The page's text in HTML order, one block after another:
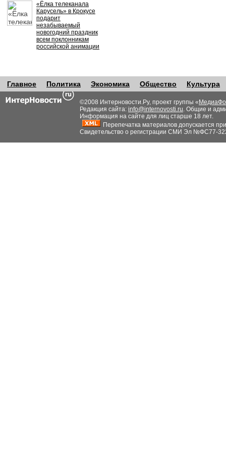
«Ёлка телеканала
Карусель» в Крокусе
подарит
незабываемый
новогодний праздник
всем поклонникам
российской анимации
Главное Политика Экономика Общество Культура
©2008 Интерновости.Ру, проект группы «
Редакция сайта: info@internovosti.ru. Общие и
Информация на сайте для лиц старше 18 лет.
Перепечатка материалов допускается
Свидетельство о регистрации СМИ Эл №ФС77-